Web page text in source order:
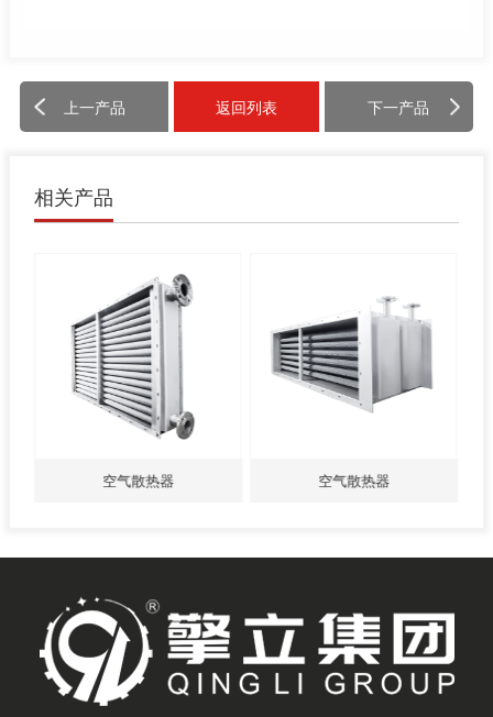
上一产品 返回列表 下一产品
相关产品
空气散热器 空气散热器